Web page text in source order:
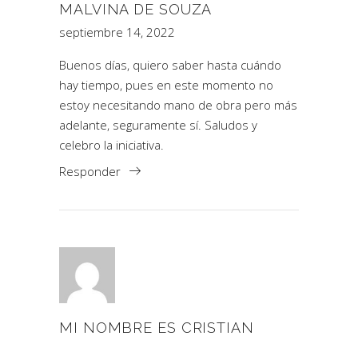
MALVINA DE SOUZA
septiembre 14, 2022
Buenos días, quiero saber hasta cuándo
hay tiempo, pues en este momento no
estoy necesitando mano de obra pero más
adelante, seguramente sí. Saludos y
celebro la iniciativa.
Responder
MI NOMBRE ES CRISTIAN